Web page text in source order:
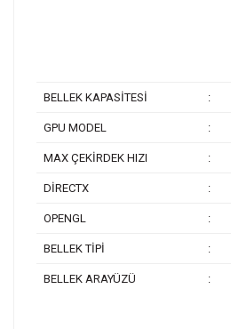
BELLEK KAPASİTESİ :
GPU MODEL :
MAX ÇEKİRDEK HIZI :
DİRECTX :
OPENGL :
BELLEK TİPİ :
BELLEK ARAYÜZÜ :